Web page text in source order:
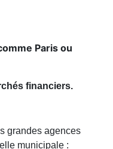
Paris ou
financiers.
grandes agences
municipale :